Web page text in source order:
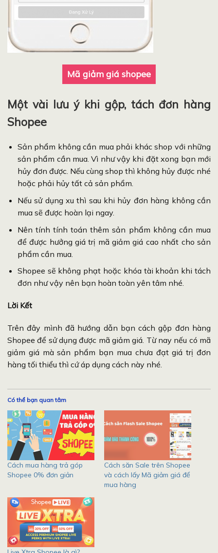
Mã giảm giá shopee
Một vài lưu ý khi gộp, tách đơn hàng
Shopee
Sản phẩm không cần mua phải khác shop với những
sản phẩm cần mua. Vì như vậy khi đặt xong bạn mới
hủy đơn được. Nếu cùng shop thì không hủy được nhé
hoặc phải hủy tất cả sản phẩm.
Nếu sử dụng xu thì sau khi hủy đơn hàng không cần
mua sẽ được hoàn lại ngay.
Nên tính tính toán thêm sản phẩm không cần mua
để được hưởng giá trị mã giảm giá cao nhất cho sản
phẩm cần mua.
Shopee sẽ không phạt hoặc khóa tài khoản khi tách
đơn như vậy nên bạn hoàn toàn yên tâm nhé.
Lời Kết
Trên đây mình đã hướng dẫn bạn cách gộp đơn hàng
Shopee để sử dụng được mã giảm giá. Từ nay nếu có mã
giảm giá mà sản phẩm bạn mua chưa đạt giá trị đơn
hàng tối thiểu thì cứ áp dụng cách này nhé.
Có thể bạn quan tâm
Cách mua hàng trả góp
Shopee 0% đơn giản
Cách săn Sale trên Shopee
và cách lấy Mã giảm giá để
mua hàng